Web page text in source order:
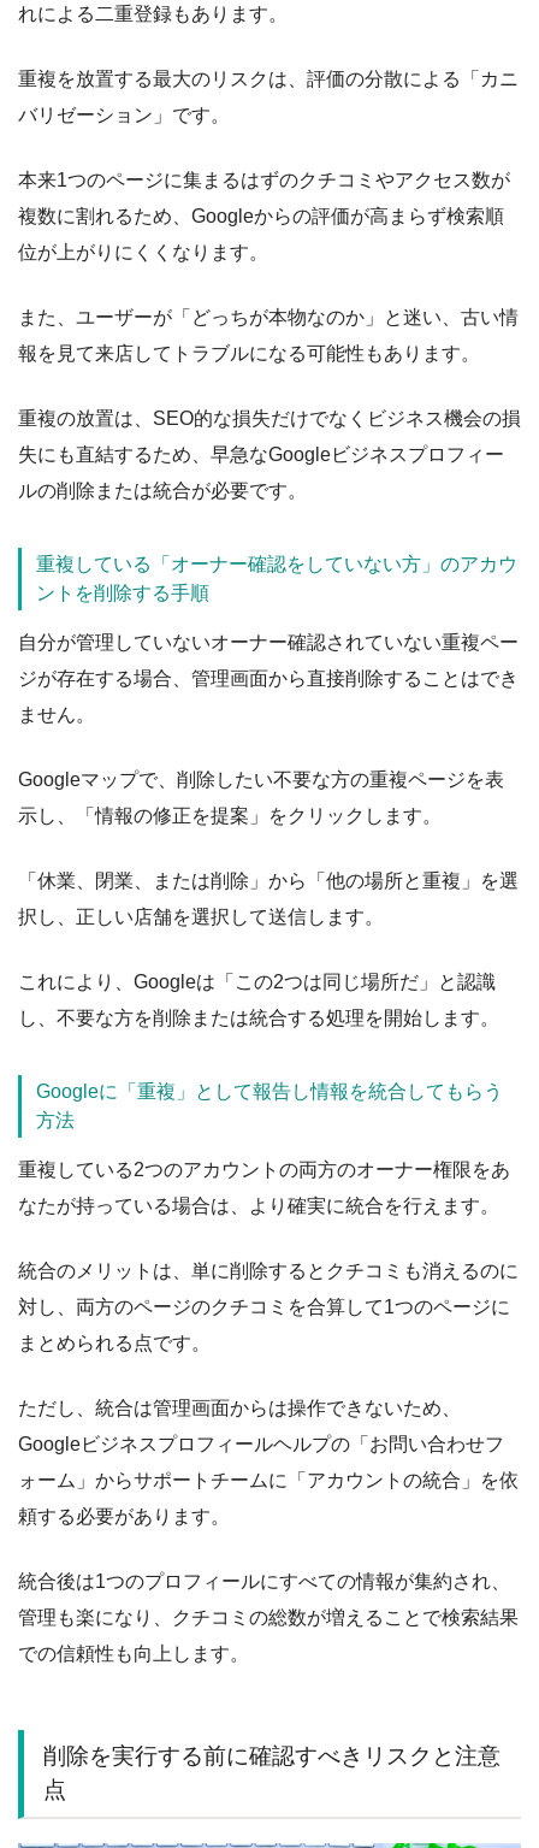
れによる二重登録もあります。
重複を放置する最大のリスクは、評価の分散による「カニ
バリゼーション」です。
本来1つのページに集まるはずのクチコミやアクセス数が
複数に割れるため、Googleからの評価が高まらず検索順
位が上がりにくくなります。
また、ユーザーが「どっちが本物なのか」と迷い、古い情
報を見て来店してトラブルになる可能性もあります。
重複の放置は、SEO的な損失だけでなくビジネス機会の損
失にも直結するため、早急なGoogleビジネスプロフィー
ルの削除または統合が必要です。
重複している「オーナー確認をしていない方」のアカウ
ントを削除する手順
自分が管理していないオーナー確認されていない重複ペー
ジが存在する場合、管理画面から直接削除することはでき
ません。
Googleマップで、削除したい不要な方の重複ページを表
示し、「情報の修正を提案」をクリックします。
「休業、閉業、または削除」から「他の場所と重複」を選
択し、正しい店舗を選択して送信します。
これにより、Googleは「この2つは同じ場所だ」と認識
し、不要な方を削除または統合する処理を開始します。
Googleに「重複」として報告し情報を統合してもらう
方法
重複している2つのアカウントの両方のオーナー権限をあ
なたが持っている場合は、より確実に統合を行えます。
統合のメリットは、単に削除するとクチコミも消えるのに
対し、両方のページのクチコミを合算して1つのページに
まとめられる点です。
ただし、統合は管理画面からは操作できないため、
Googleビジネスプロフィールヘルプの「お問い合わせフ
ォーム」からサポートチームに「アカウントの統合」を依
頼する必要があります。
統合後は1つのプロフィールにすべての情報が集約され、
管理も楽になり、クチコミの総数が増えることで検索結果
での信頼性も向上します。
削除を実行する前に確認すべきリスクと注意
点